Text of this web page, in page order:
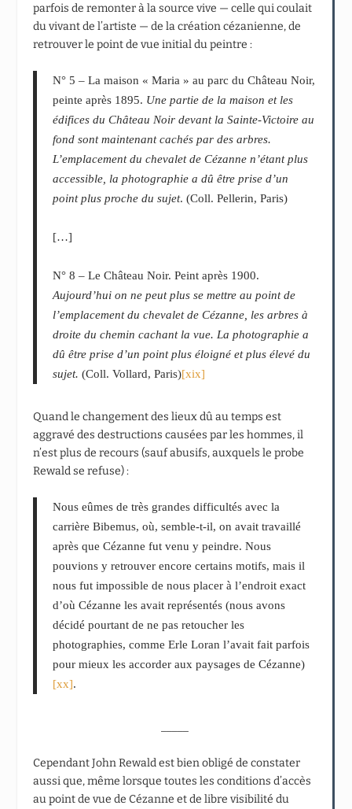
parfois de remonter à la source vive — celle qui coulait
du vivant de l’artiste — de la création cézanienne, de
retrouver le point de vue initial du peintre :
N° 5 – La maison « Maria » au parc du Château Noir,
peinte après 1895. Une partie de la maison et les
édifices du Château Noir devant la Sainte-Victoire au
fond sont maintenant cachés par des arbres.
L’emplacement du chevalet de Cézanne n’étant plus
accessible, la photographie a dû être prise d’un
point plus proche du sujet. (Coll. Pellerin, Paris)
[…]
N° 8 – Le Château Noir. Peint après 1900.
Aujourd’hui on ne peut plus se mettre au point de
l’emplacement du chevalet de Cézanne, les arbres à
droite du chemin cachant la vue. La photographie a
dû être prise d’un point plus éloigné et plus élevé du
sujet.(Coll. Vollard, Paris)[xix]
Quand le changement des lieux dû au temps est
aggravé des destructions causées par les hommes, il
n’est plus de recours (sauf abusifs, auxquels le probe
Rewald se refuse) :
Nous eûmes de très grandes difficultés avec la
carrière Bibemus, où, semble-t-il, on avait travaillé
après que Cézanne fut venu y peindre. Nous
pouvions y retrouver encore certains motifs, mais il
nous fut impossible de nous placer à l’endroit exact
d’où Cézanne les avait représentés (nous avons
décidé pourtant de ne pas retoucher les
photographies, comme Erle Loran l’avait fait parfois
pour mieux les accorder aux paysages de Cézanne)
[xx].
Cependant John Rewald est bien obligé de constater
aussi que, même lorsque toutes les conditions d’accès
au point de vue de Cézanne et de libre visibilité du